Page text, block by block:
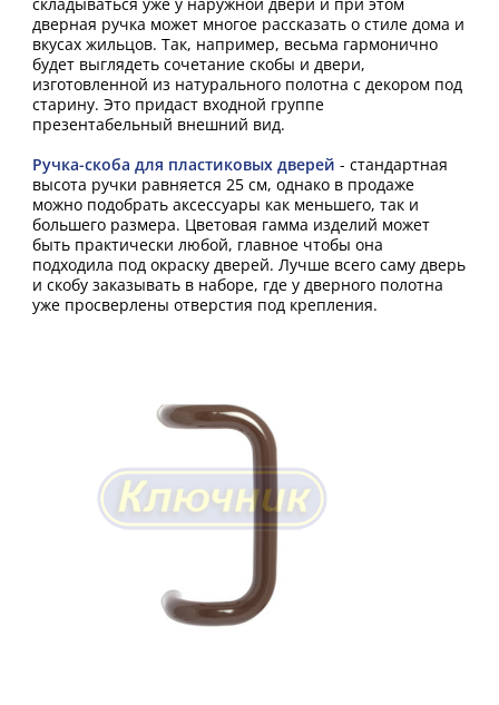
дверная ручка может многое рассказать о стиле дома и
вкусах жильцов. Так, например, весьма гармонично
будет выглядеть сочетание скобы и двери,
изготовленной из натурального полотна с декором под
старину. Это придаст входной группе
презентабельный внешний вид.
Ручка-скоба для пластиковых дверей - стандартная
высота ручки равняется 25 см, однако в продаже
можно подобрать аксессуары как меньшего, так и
большего размера. Цветовая гамма изделий может
быть практически любой, главное чтобы она
подходила под окраску дверей. Лучше всего саму дверь
и скобу заказывать в наборе, где у дверного полотна
уже просверлены отверстия под крепления.